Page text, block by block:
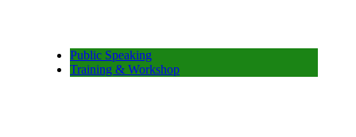
Public Speaking
Training & Workshop